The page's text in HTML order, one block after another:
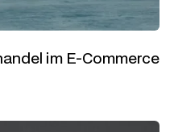
im E-Commerce